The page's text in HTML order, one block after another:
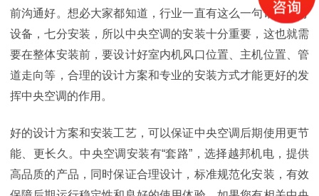
前沟通好。想必大家都知道，行业一直有这么一句话：三分
设备，七分安装，所以中央空调的安装十分重要，这也就需
要在整体安装前，要设计好室内机风口位置、主机位置、管
道走向等，合理的设计方案和专业的安装方式才能更好的发
挥中央空调的作用。
好的设计方案和安装工艺，可以保证中央空调后期使用更节
能、更长久。中央空调安装有“套路”，选择越邦机电，提供
高品质的产品，同时保证合理设计，标准规范化安装，有效